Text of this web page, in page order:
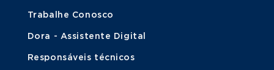
Trabalhe Conosco
Dora - Assistente Digital
Responsáveis técnicos